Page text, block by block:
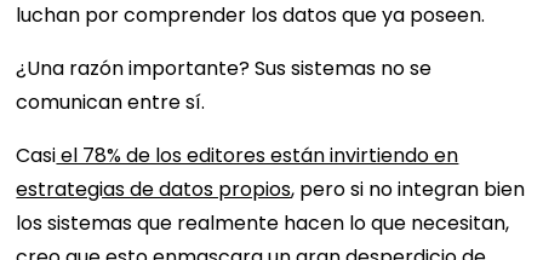
luchan por comprender los datos que ya poseen.
¿Una razón importante? Sus sistemas no se
comunican entre sí.
Casiel 78% de los editores están invirtiendo en
estrategias de datos propios, pero si no integran bien
los sistemas que realmente hacen lo que necesitan,